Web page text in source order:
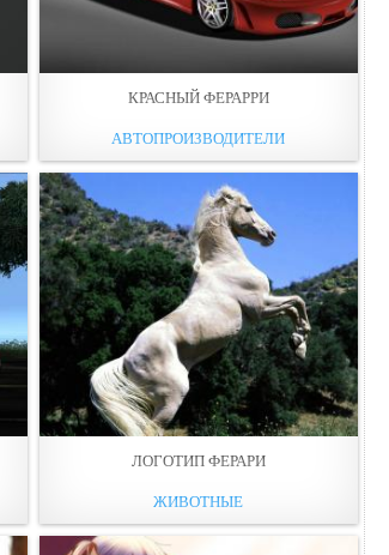
КРАСНЫЙ ФЕРАРРИ
АВТОПРОИЗВОДИТЕЛИ
ЛОГОТИП ФЕРАРИ
ЖИВОТНЫЕ